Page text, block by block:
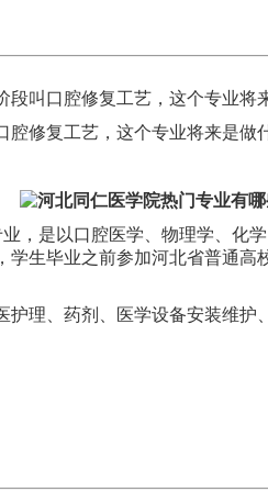
叫口腔修复工艺，这个专业
修复工艺，这个专业将来是做
是以口腔医学、物理学、化
生毕业之前参加河北省普通
理、药剂、医学设备安装维护